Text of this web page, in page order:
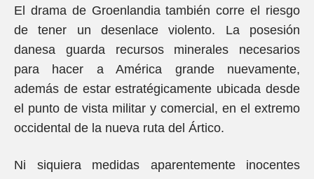
El drama de Groenlandia también corre el riesgo
de tener un desenlace violento. La posesión
danesa guarda recursos minerales necesarios
para hacer a América grande nuevamente,
además de estar estratégicamente ubicada desde
el punto de vista militar y comercial, en el extremo
occidental de la nueva ruta del Ártico.
Ni siquiera medidas aparentemente inocentes